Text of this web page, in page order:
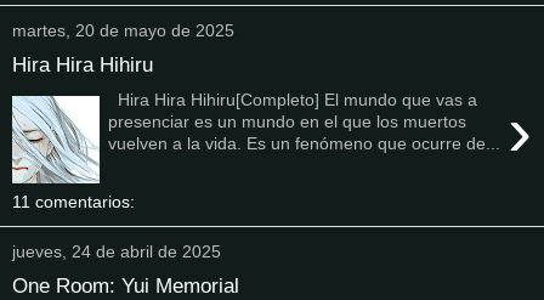
martes, 20 de mayo de 2025
Hira Hira Hihiru
›
Hira Hira Hihiru[Completo] El mundo que vas a
presenciar es un mundo en el que los muertos
vuelven a la vida. Es un fenómeno que ocurre de...
11 comentarios:
jueves, 24 de abril de 2025
One Room: Yui Memorial